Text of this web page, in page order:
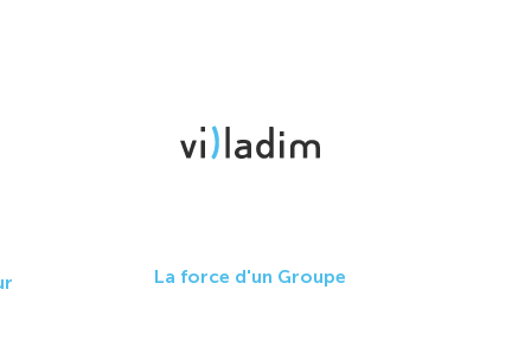
La force d'un Groupe